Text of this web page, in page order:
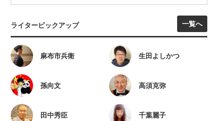
ライターピックアップ 一覧へ
麻布市兵衛 生田よしかつ
孫向文 高須克弥
田中秀臣 千葉麗子